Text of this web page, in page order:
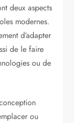
deux aspects
modernes.
d’adapter
de le faire
ou de
ou